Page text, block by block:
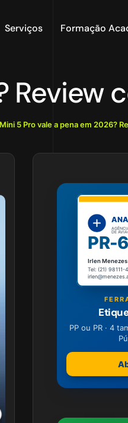
Serviços Formação
Review
5 Pro vale a pena em 2026?
DE
PR-
Irlen Menezes
Tel: (21) 98111-
PP ou PR · 4